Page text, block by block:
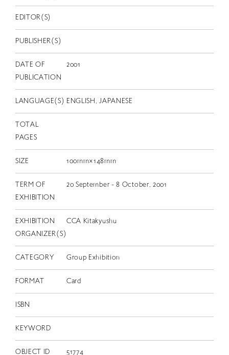
JP
EN
EDITOR(S)
PUBLISHER(S)
DATE OF
PUBLICATION
2001
LANGUAGE(S) ENGLISH, JAPANESE
TOTAL
PAGES
SIZE 100mm×148mm
TERM OF
EXHIBITION
20 September - 8 October, 2001
EXHIBITION
ORGANIZER(S)
CCA Kitakyushu
CATEGORY Group Exhibition
FORMAT Card
ISBN
KEYWORD
OBJECT ID 51774